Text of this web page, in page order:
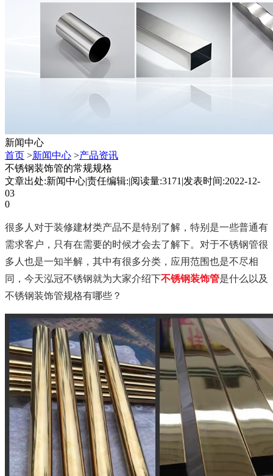
新闻中心
首页 >新闻中心 >产品资讯
不锈钢装饰管的常规规格
文章出处:新闻中心|责任编辑:|阅读量:3171 |发表时间:2022-12-
03
0
很多人对于装修建材类产品不是特别了解，特别是一些普通有
需求客户，只有在需要的时候才会去了解下。对于不锈钢管很
多人也是一知半解，其中有很多分类，应用范围也是不尽相
同，今天泓冠不锈钢就为大家介绍下不锈钢装饰管是什么以及
不锈钢装饰管规格有哪些？